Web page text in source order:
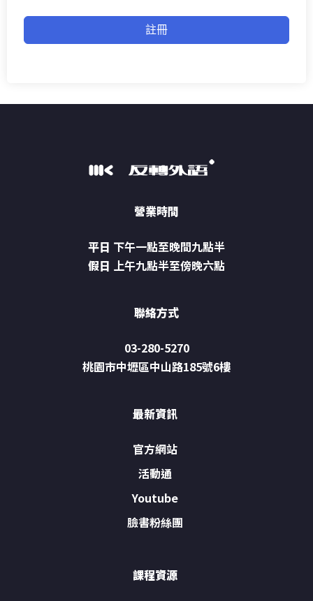
註冊
營業時間
平日 下午一點至晚間九點半
假日 上午九點半至傍晚六點
聯絡方式
03-280-5270
桃園市中壢區中山路185號6樓
最新資訊
官方網站
活動通
Youtube
臉書粉絲團
課程資源